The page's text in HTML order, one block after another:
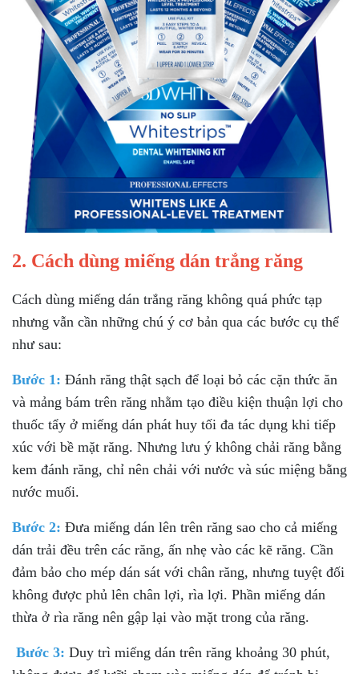
2. Cách dùng miếng dán trắng răng
Cách dùng miếng dán trắng răng không quá phức tạp
nhưng vẫn cần những chú ý cơ bản qua các bước cụ thể
như sau:
Bước 1: Đánh răng thật sạch để loại bỏ các cặn thức ăn
và mảng bám trên răng nhằm tạo điều kiện thuận lợi cho
thuốc tẩy ở miếng dán phát huy tối đa tác dụng khi tiếp
xúc với bề mặt răng. Nhưng lưu ý không chải răng bằng
kem đánh răng, chỉ nên chải với nước và súc miệng bằng
nước muối.
Bước 2: Đưa miếng dán lên trên răng sao cho cả miếng
dán trải đều trên các răng, ấn nhẹ vào các kẽ răng. Cần
đảm bảo cho mép dán sát với chân răng, nhưng tuyệt đối
không được phủ lên chân lợi, rìa lợi. Phần miếng dán
thừa ở rìa răng nên gập lại vào mặt trong của răng.
Bước 3: Duy trì miếng dán trên răng khoảng 30 phút,